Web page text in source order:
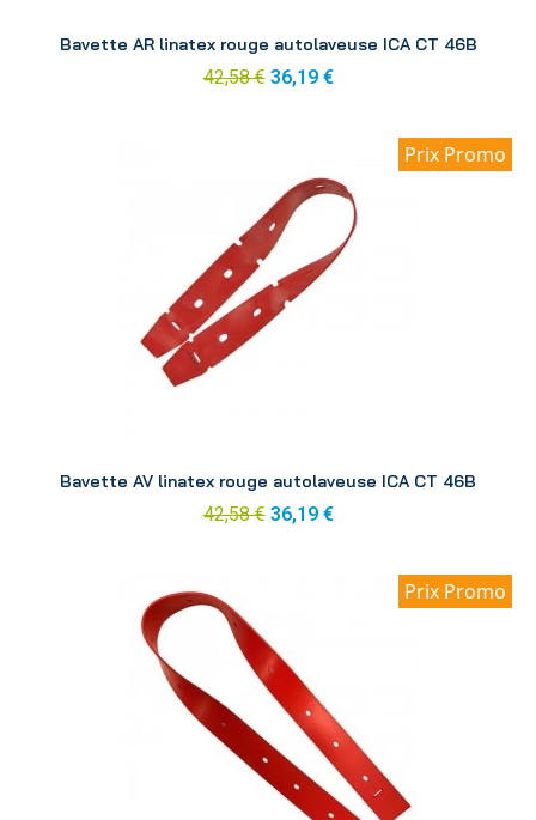
Bavette AR linatex rouge autolaveuse ICA CT 46B
42,58 € 36,19 €
Prix Promo
Bavette AV linatex rouge autolaveuse ICA CT 46B
42,58 € 36,19 €
Prix Promo